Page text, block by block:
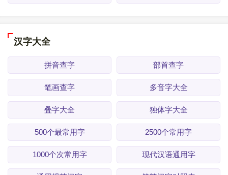
汉字大全
拼音查字 部首查字
笔画查字 多音字大全
叠字大全 独体字大全
500个最常用字 2500个常用字
1000个次常用字 现代汉语通用字